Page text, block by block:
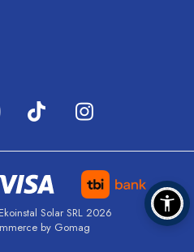
Solar SRL 2026
by Gomag